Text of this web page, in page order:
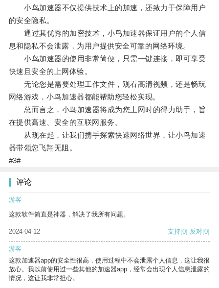
小鸟加速器不仅提供技术上的加速，还致力于保障用户
的安全隐私。
通过其优秀的加密技术，小鸟加速器保证用户的个人信
息和隐私不会泄露，为用户提供安全可靠的网络环境。
小鸟加速器的使用非常简便，只需一键连接，即可享受
快速且安全的上网体验。
无论您是需要处理工作文件，观看高清视频，还是畅玩
网络游戏，小鸟加速器都能帮助您轻松实现。
总而言之，小鸟加速器将成为您上网时的得力助手，旨
在提供高速、安全的互联网服务。
从现在起，让我们携手探索快速网络世界，让小鸟加速
器带领您飞翔无阻。
#3#
评论
游客
这款软件简直是神器，解决了我所有问题。
2024-04-12 支持[0] 反对[0]
游客
这款加速器app的安全性很高，使用过程中不会泄露个人信息，这让我很
放心。我以前使用过一些其他的加速器app，经常会出现个人信息泄露的
情况，这让我非常担心。